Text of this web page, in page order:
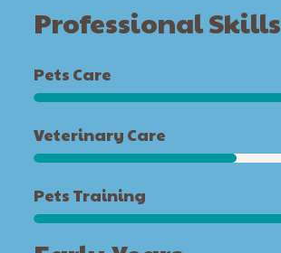
Professional Skills
Pets Care
Veterinary Care
Pets Training